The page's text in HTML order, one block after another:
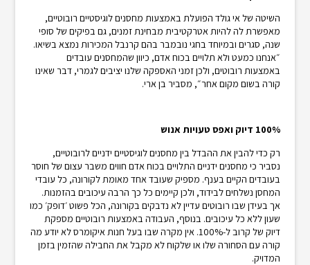
השיטה של אי גולד הפועלת באמצעות מחסנים לוגיסטיים רובוטיים,
מאפשרת לה להיות אטרקטיבית מבחינת זמנים, גם בפיקים של סופי
שנה, סגרים ובמיוחד בחגי נובמבר בהם קרנבל המכירות נמצא בשיאו.
״אנחנו כמעט ולא תלויים בכוח אדם, כיוון שהמחסנים עובדים
באמצעות רובוטים, ולכן זמני האספקה שלנו יציבים לגמרי, דבר שאינו
קורה בשום מקום אחר״, מסביר בן ארי.
100% דיוק ואפס טעויות אנוש
רק כדי להבין את ההבדל בין מחסנים לוגיסטיים ידניים לרובוטיים,
נסביר כי מחסנים ידניים התלויים בכוח אדם חווים משבר עצום של חוסר
בעובדים הקיים בענף. מספיק שעובד אחד מאומת לקורונה, כל עובדי
המחסן נשלחים לבידוד, ולכן קיימים כל כך הרבה עיכובים בהזמנות.
אך בעידן שבו רובוטים עדיין לא נדבקים בקורונה, הכל פשוט ׳דופק׳ כמו
שעון ללא כל עיכובים. בנוסף, העבודה באמצעות רובוטיים מספקת
דיוק של קרוב ל-100%. אין מקרה שבו בעל חנות איקומרס לא יודע מה
קורה עם הסחורה שלו או שלקוח לא מקבל את החבילה שהזמין בזמן
המדויק.